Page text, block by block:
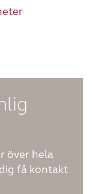
över hela
få kontakt